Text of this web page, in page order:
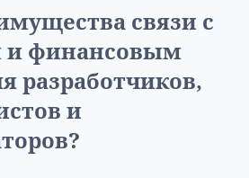
связи с
и финансовым
разработчиков,
и